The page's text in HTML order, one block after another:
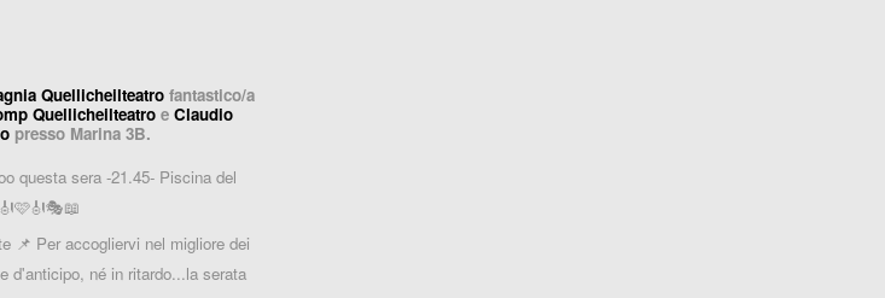
Quellicheilteatro fantastico/a
Quellicheilteatro eClaudio
presso Marina 3B.
questa sera -21.45- Piscina del
📌 Per accogliervi nel migliore dei
d'anticipo, né in ritardo...la serata